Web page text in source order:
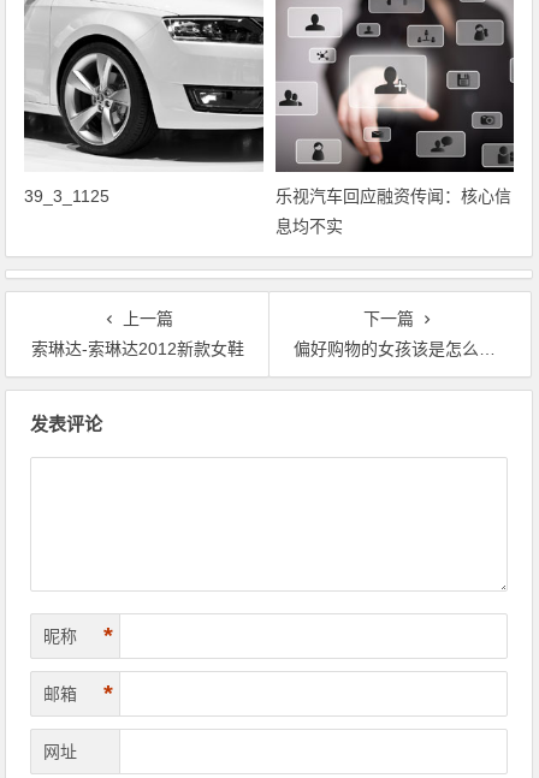
39_3_1125
乐视汽车回应融资传闻：核心信
息均不实
上一篇
索琳达-索琳达2012新款女鞋
下一篇
偏好购物的女孩该是怎么样的购服装
发表评论
昵称 *
邮箱 *
网址